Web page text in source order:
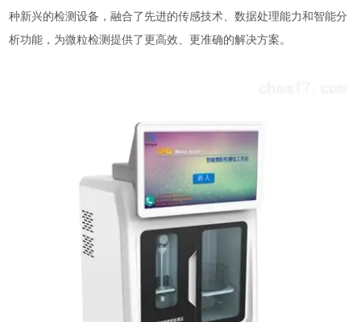
种新兴的检测设备，融合了先进的传感技术、数据处理能力和智能分
析功能，为微粒检测提供了更高效、更准确的解决方案。